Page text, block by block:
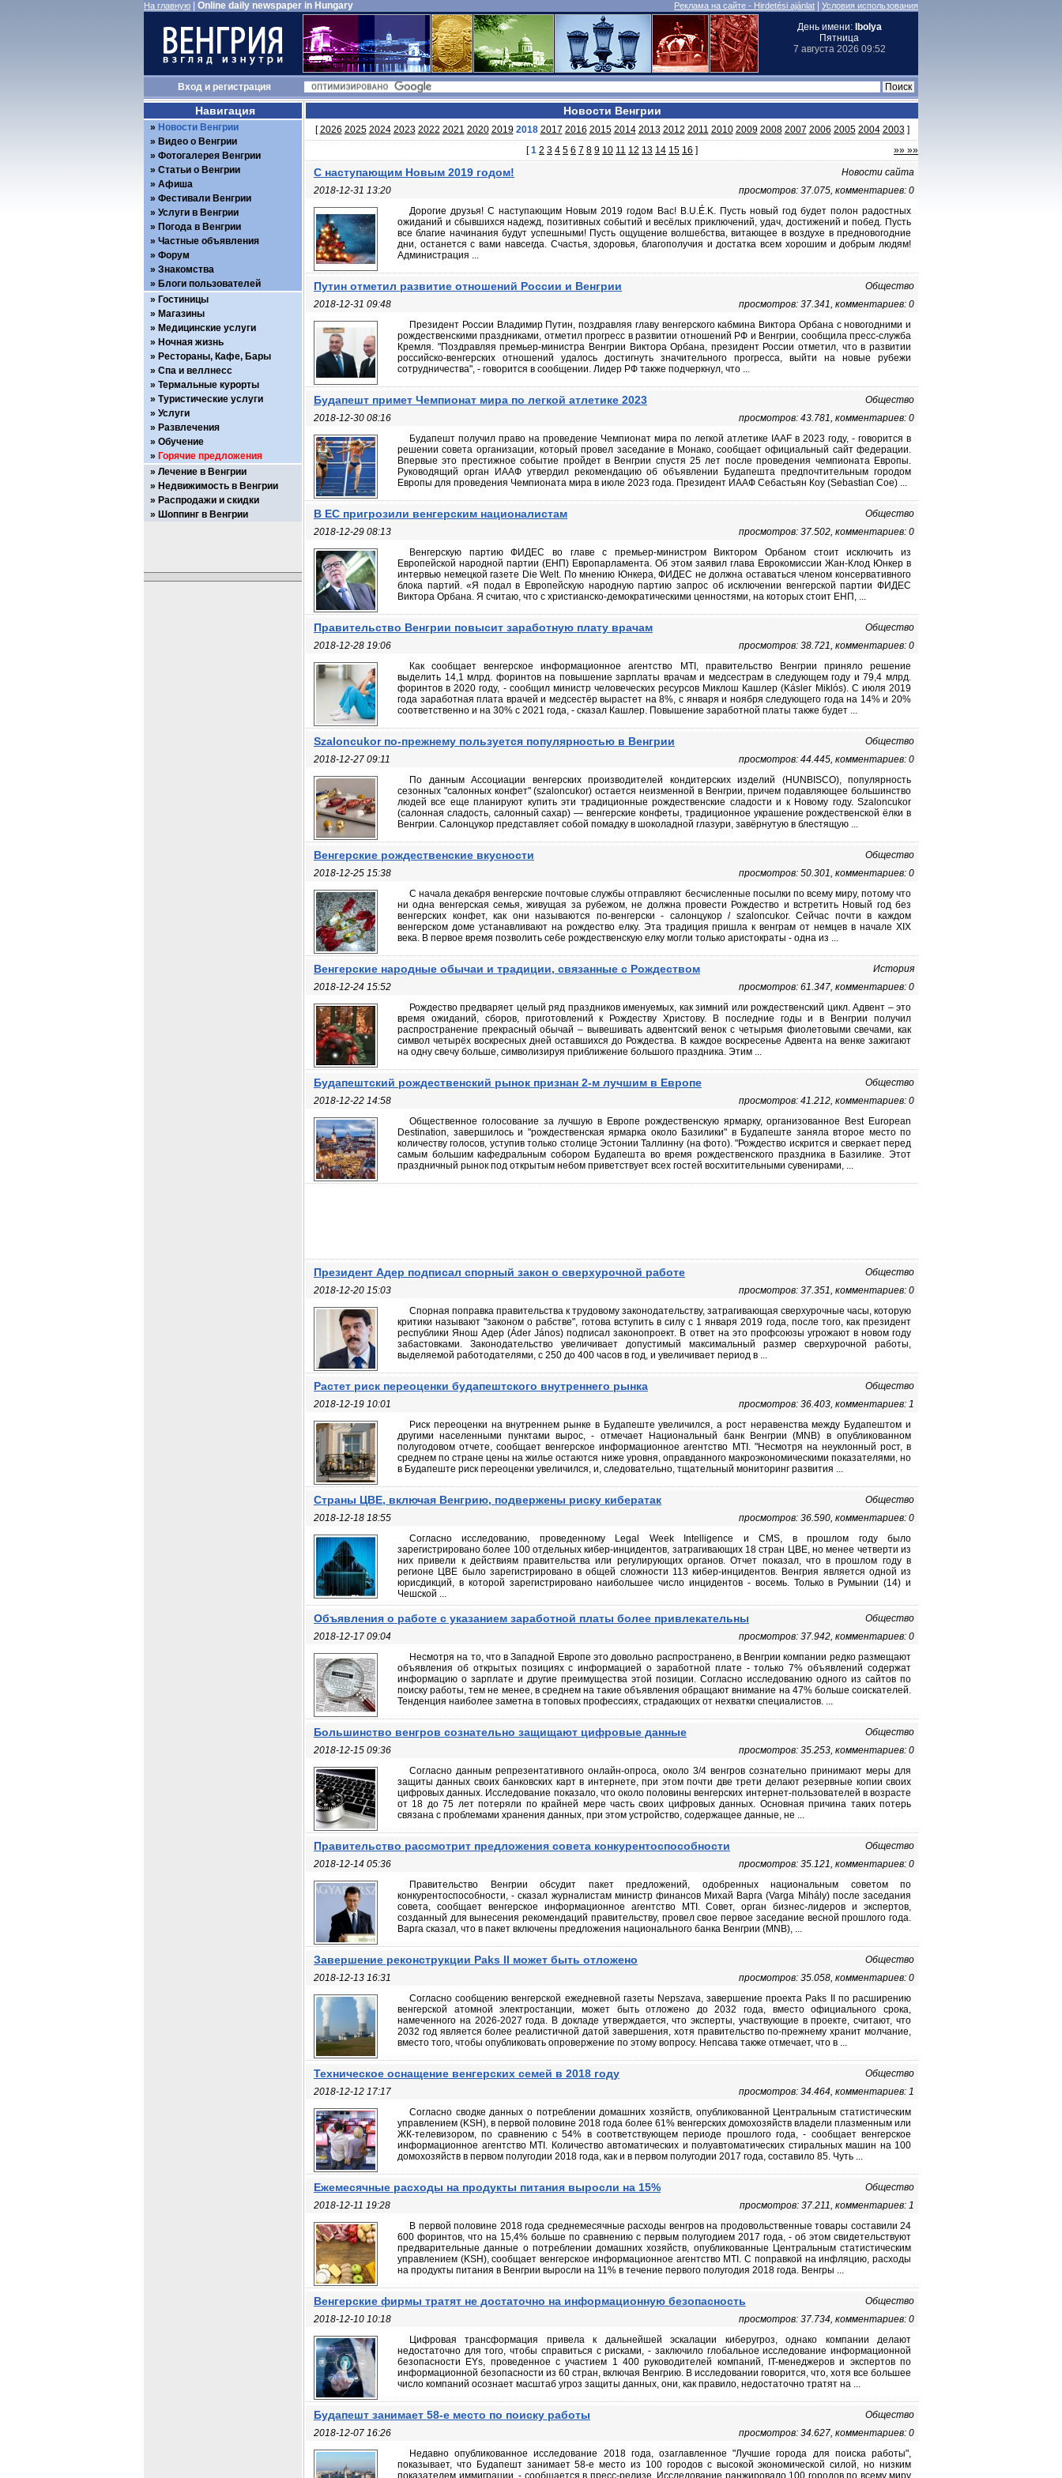
На главную Online daily newspaper in Hungary Реклама на сайте - Hirdetési ajánlat Условия использования
День имени: Ibolya
Пятница
7 августа 2026 09:52
Входи регистрация
Новости Венгрии
[2026 2025 2024 2023 2022 2021 2020 2019 2018 2017 2016 2015 2014 2013 2012 2011 2010 2009 2008 2007 2006 2005 2004 2003 ]
[1 2 3 4 5 6 7 8 9 10 11 12 13 14 15 16 ] »» »»
С наступающим Новым 2019 годом!
Новости сайта
2018-12-31 13:20
просмотров: 37.075, комментариев: 0
Дорогие друзья! С наступающим Новым 2019 годом Вас! B.U.É.K. Пусть новый год будет полон радостных
ожиданий и сбывшихся надежд, позитивных событий и весёлых приключений, удач, достижений и побед. Пусть
все благие начинания будут успешными! Пусть ощущение волшебства, витающее в воздухе в предновогодние
дни, останется с вами навсегда. Счастья, здоровья, благополучия и достатка всем хорошим и добрым людям!
Администрация ...
Путин отметил развитие отношений России и Венгрии
Общество
2018-12-31 09:48
просмотров: 37.341, комментариев: 0
Президент России Владимир Путин, поздравляя главу венгерского кабмина Виктора Орбана с новогодними и
рождественскими праздниками, отметил прогресс в развитии отношений РФ и Венгрии, сообщила пресс-служба
Кремля. "Поздравляя премьер-министра Венгрии Виктора Орбана, президент России отметил, что в развитии
российско-венгерских отношений удалось достигнуть значительного прогресса, выйти на новые рубежи
сотрудничества", - говорится в сообщении. Лидер РФ также подчеркнул, что ...
Будапешт примет Чемпионат мира по легкой атлетике 2023
Общество
2018-12-30 08:16
просмотров: 43.781, комментариев: 0
Будапешт получил право на проведение Чемпионат мира по легкой атлетике IAAF в 2023 году, - говорится в
решении совета организации, который провел заседание в Монако, сообщает официальный сайт федерации.
Впервые это престижное событие пройдет в Венгрии спустя 25 лет после проведения чемпионата Европы.
Руководящий орган ИААФ утвердил рекомендацию об объявлении Будапешта предпочтительным городом
Европы для проведения Чемпионата мира в июле 2023 года. Президент ИААФ Себастьян Коу (Sebastian Coe) ...
В ЕС пригрозили венгерским националистам
Общество
2018-12-29 08:13
просмотров: 37.502, комментариев: 0
Венгерскую партию ФИДЕС во главе с премьер-министром Виктором Орбаном стоит исключить из
Европейской народной партии (ЕНП) Европарламента. Об этом заявил глава Еврокомиссии Жан-Клод Юнкер в
интервью немецкой газете Die Welt. По мнению Юнкера, ФИДЕС не должна оставаться членом консервативного
блока партий. «Я подал в Европейскую народную партию запрос об исключении венгерской партии ФИДЕС
Виктора Орбана. Я считаю, что с христианско-демократическими ценностями, на которых стоит ЕНП, ...
Правительство Венгрии повысит заработную плату врачам
Общество
2018-12-28 19:06
просмотров: 38.721, комментариев: 0
Как сообщает венгерское информационное агентство MTI, правительство Венгрии приняло решение
выделить 14,1 млрд. форинтов на повышение зарплаты врачам и медсестрам в следующем году и 79,4 млрд.
форинтов в 2020 году, - сообщил министр человеческих ресурсов Миклош Кашлер (Kásler Miklós). С июля 2019
года заработная плата врачей и медсестёр вырастет на 8%, с января и ноября следующего года на 14% и 20%
соответственно и на 30% с 2021 года, - сказал Кашлер. Повышение заработной платы также будет ...
Szaloncukor по-прежнему пользуется популярностью в Венгрии
Общество
2018-12-27 09:11
просмотров: 44.445, комментариев: 0
По данным Ассоциации венгерских производителей кондитерских изделий (HUNBISCO), популярность
сезонных "салонных конфет" (szaloncukor) остается неизменной в Венгрии, причем подавляющее большинство
людей все еще планируют купить эти традиционные рождественские сладости и к Новому году. Szaloncukor
(салонная сладость, салонный сахар) — венгерские конфеты, традиционное украшение рождественской ёлки в
Венгрии. Салонцукор представляет собой помадку в шоколадной глазури, завёрнутую в блестящую ...
Венгерские рождественские вкусности
Общество
2018-12-25 15:38
просмотров: 50.301, комментариев: 0
С начала декабря венгерские почтовые службы отправляют бесчисленные посылки по всему миру, потому что
ни одна венгерская семья, живущая за рубежом, не должна провести Рождество и встретить Новый год без
венгерских конфет, как они называются по-венгерски - салонцукор / szaloncukor. Сейчас почти в каждом
венгерском доме устанавливают на рождество елку. Эта традиция пришла к венграм от немцев в начале XIX
века. В первое время позволить себе рождественскую елку могли только аристократы - одна из ...
Венгерские народные обычаи и традиции, связанные с Рождеством
История
2018-12-24 15:52
просмотров: 61.347, комментариев: 0
Рождество предваряет целый ряд праздников именуемых, как зимний или рождественский цикл. Адвент – это
время ожиданий, сборов, приготовлений к Рождеству Христову. В последние годы и в Венгрии получил
распространение прекрасный обычай – вывешивать адвентский венок с четырьмя фиолетовыми свечами, как
символ четырёх воскресных дней оставшихся до Рождества. В каждое воскресенье Адвента на венке зажигают
на одну свечу больше, символизируя приближение большого праздника. Этим ...
Будапештский рождественский рынок признан 2-м лучшим в Европе
Общество
2018-12-22 14:58
просмотров: 41.212, комментариев: 0
Общественное голосование за лучшую в Европе рождественскую ярмарку, организованное Best European
Destination, завершилось и "рождественская ярмарка около Базилики" в Будапеште заняла второе место по
количеству голосов, уступив только столице Эстонии Таллинну (на фото). "Рождество искрится и сверкает перед
самым большим кафедральным собором Будапешта во время рождественского праздника в Базилике. Этот
праздничный рынок под открытым небом приветствует всех гостей восхитительными сувенирами, ...
Президент Адер подписал спорный закон о сверхурочной работе
Общество
2018-12-20 15:03
просмотров: 37.351, комментариев: 0
Спорная поправка правительства к трудовому законодательству, затрагивающая сверхурочные часы, которую
критики называют "законом о рабстве", готова вступить в силу с 1 января 2019 года, после того, как президент
республики Янош Адер (Áder János) подписал законопроект. В ответ на это профсоюзы угрожают в новом году
забастовками. Законодательство увеличивает допустимый максимальный размер сверхурочной работы,
выделяемой работодателями, с 250 до 400 часов в год, и увеличивает период в ...
Растет риск переоценки будапештского внутреннего рынка
Общество
2018-12-19 10:01
просмотров: 36.403, комментариев: 1
Риск переоценки на внутреннем рынке в Будапеште увеличился, а рост неравенства между Будапештом и
другими населенными пунктами вырос, - отмечает Национальный банк Венгрии (MNB) в опубликованном
полугодовом отчете, сообщает венгерское информационное агентство MTI. "Несмотря на неуклонный рост, в
среднем по стране цены на жилье остаются ниже уровня, оправданного макроэкономическими показателями, но
в Будапеште риск переоценки увеличился, и, следовательно, тщательный мониторинг развития ...
Страны ЦВЕ, включая Венгрию, подвержены риску кибератак
Общество
2018-12-18 18:55
просмотров: 36.590, комментариев: 0
Согласно исследованию, проведенному Legal Week Intelligence и CMS, в прошлом году было
зарегистрировано более 100 отдельных кибер-инцидентов, затрагивающих 18 стран ЦВЕ, но менее четверти из
них привели к действиям правительства или регулирующих органов. Отчет показал, что в прошлом году в
регионе ЦВЕ было зарегистрировано в общей сложности 113 кибер-инцидентов. Венгрия является одной из
юрисдикций, в которой зарегистрировано наибольшее число инцидентов - восемь. Только в Румынии (14) и
Чешской ...
Объявления о работе с указанием заработной платы более привлекательны
Общество
2018-12-17 09:04
просмотров: 37.942, комментариев: 0
Несмотря на то, что в Западной Европе это довольно распространено, в Венгрии компании редко размещают
объявления об открытых позициях с информацией о заработной плате - только 7% объявлений содержат
информацию о зарплате и другие преимущества этой позиции. Согласно исследованию одного из сайтов по
поиску работы, тем не менее, в среднем на такие объявления обращают внимание на 47% больше соискателей.
Тенденция наиболее заметна в топовых профессиях, страдающих от нехватки специалистов. ...
Большинство венгров сознательно защищают цифровые данные
Общество
2018-12-15 09:36
просмотров: 35.253, комментариев: 0
Согласно данным репрезентативного онлайн-опроса, около 3/4 венгров сознательно принимают меры для
защиты данных своих банковских карт в интернете, при этом почти две трети делают резервные копии своих
цифровых данных. Исследование показало, что около половины венгерских интернет-пользователей в возрасте
от 18 до 75 лет потеряли по крайней мере часть своих цифровых данных. Основная причина таких потерь
связана с проблемами хранения данных, при этом устройство, содержащее данные, не ...
Правительство рассмотрит предложения совета конкурентоспособности
Общество
2018-12-14 05:36
просмотров: 35.121, комментариев: 0
Правительство Венгрии обсудит пакет предложений, одобренных национальным советом по
конкурентоспособности, - сказал журналистам министр финансов Михай Варга (Varga Mihály) после заседания
совета, сообщает венгерское информационное агентство MTI. Совет, орган бизнес-лидеров и экспертов,
созданный для вынесения рекомендаций правительству, провел свое первое заседание весной прошлого года.
Варга сказал, что в пакет включены предложения национального банка Венгрии (MNB), ...
Завершение реконструкции Paks II может быть отложено
Общество
2018-12-13 16:31
просмотров: 35.058, комментариев: 0
Согласно сообщению венгерской ежедневной газеты Nepszava, завершение проекта Paks II по расширению
венгерской атомной электростанции, может быть отложено до 2032 года, вместо официального срока,
намеченного на 2026-2027 года. В докладе утверждается, что эксперты, участвующие в проекте, считают, что
2032 год является более реалистичной датой завершения, хотя правительство по-прежнему хранит молчание,
вместо того, чтобы опубликовать опровержение по этому вопросу. Непсава также отмечает, что в ...
Техническое оснащение венгерских семей в 2018 году
Общество
2018-12-12 17:17
просмотров: 34.464, комментариев: 1
Согласно сводке данных о потреблении домашних хозяйств, опубликованной Центральным статистическим
управлением (KSH), в первой половине 2018 года более 61% венгерских домохозяйств владели плазменным или
ЖК-телевизором, по сравнению с 54% в соответствующем периоде прошлого года, - сообщает венгерское
информационное агентство MTI. Количество автоматических и полуавтоматических стиральных машин на 100
домохозяйств в первом полугодии 2018 года, как и в первом полугодии 2017 года, составило 85. Чуть ...
Ежемесячные расходы на продукты питания выросли на 15%
Общество
2018-12-11 19:28
просмотров: 37.211, комментариев: 1
В первой половине 2018 года среднемесячные расходы венгров на продовольственные товары составили 24
600 форинтов, что на 15,4% больше по сравнению с первым полугодием 2017 года, - об этом свидетельствуют
предварительные данные о потреблении домашних хозяйств, опубликованные Центральным статистическим
управлением (KSH), сообщает венгерское информационное агентство MTI. С поправкой на инфляцию, расходы
на продукты питания в Венгрии выросли на 11% в течение первого полугодия 2018 года. Венгры ...
Венгерские фирмы тратят не достаточно на информационную безопасность
Общество
2018-12-10 10:18
просмотров: 37.734, комментариев: 0
Цифровая трансформация привела к дальнейшей эскалации киберугроз, однако компании делают
недостаточно для того, чтобы справиться с рисками, - заключило глобальное исследование информационной
безопасности EYs, проведенное с участием 1 400 руководителей компаний, IT-менеджеров и экспертов по
информационной безопасности из 60 стран, включая Венгрию. В исследовании говорится, что, хотя все большее
число компаний осознает масштаб угроз защиты данных, они, как правило, недостаточно тратят на ...
Будапешт занимает 58-е место по поиску работы
Общество
2018-12-07 16:26
просмотров: 34.627, комментариев: 0
Недавно опубликованное исследование 2018 года, озаглавленное "Лучшие города для поиска работы",
показывает, что Будапешт занимает 58-е место из 100 городов с высокой экономической силой, но низким
показателем иммиграции, - сообщается в пресс-релизе. Исследование ранжировало 100 городов по всему миру
Навигация
Новости Венгрии
Видео о Венгрии
Фотогалерея Венгрии
Статьи о Венгрии
Афиша
Фестивали Венгрии
Услуги в Венгрии
Погода в Венгрии
Частные объявления
Форум
Знакомства
Блоги пользователей
Гостиницы
Магазины
Медицинские услуги
Ночная жизнь
Рестораны, Кафе, Бары
Спа и веллнесс
Термальные курорты
Туристические услуги
Услуги
Развлечения
Обучение
Горячие предложения
Лечение в Венгрии
Недвижимость в Венгрии
Распродажи и скидки
Шоппинг в Венгрии